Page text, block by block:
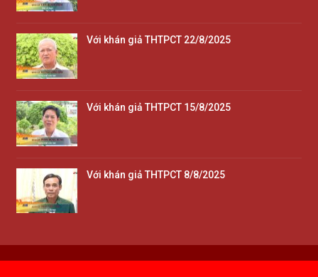
Với khán giả THTPCT 22/8/2025
Với khán giả THTPCT 15/8/2025
Với khán giả THTPCT 8/8/2025